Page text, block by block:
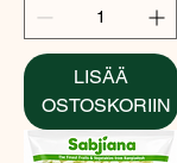
LISÄÄ
OSTOSKORIIN